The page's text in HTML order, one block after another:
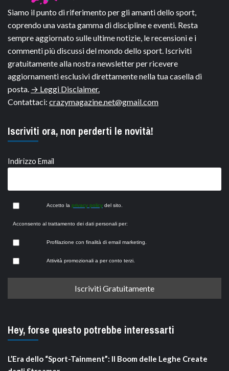
Siamo il punto di riferimento per gli amanti dello sport,
coprendo una vasta gamma di discipline e eventi. Resta
sempre aggiornato sulle ultime notizie, le recensioni e i
commenti più discussi del mondo dello sport. Iscriviti
gratuitamente alla nostra newsletter per ricevere
aggiornamenti esclusivi direttamente nella tua casella di
posta. → Leggi Disclaimer.
Contattaci: crazymagazine.net@gmail.com
Iscriviti ora, non perderti le novità!
Indirizzo Email
Accetto la privacy policy del sito.
Acconsento al trattamento dei dati personali per:
Profilazione con finalità di email marketing.
Attività promozionali a per conto terzi.
Hey, forse questo potrebbe interessarti
L’Era dello “Sport-Tainment”: Il Boom delle Leghe Create